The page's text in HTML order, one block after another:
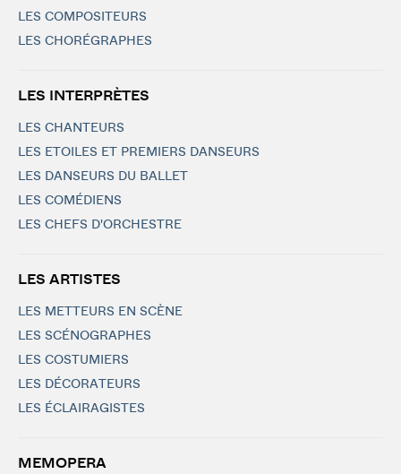
LES COMPOSITEURS
LES CHORÉGRAPHES
LES INTERPRÈTES
LES CHANTEURS
LES ETOILES ET PREMIERS DANSEURS
LES DANSEURS DU BALLET
LES COMÉDIENS
LES CHEFS D'ORCHESTRE
LES ARTISTES
LES METTEURS EN SCÈNE
LES SCÉNOGRAPHES
LES COSTUMIERS
LES DÉCORATEURS
LES ÉCLAIRAGISTES
MEMOPERA